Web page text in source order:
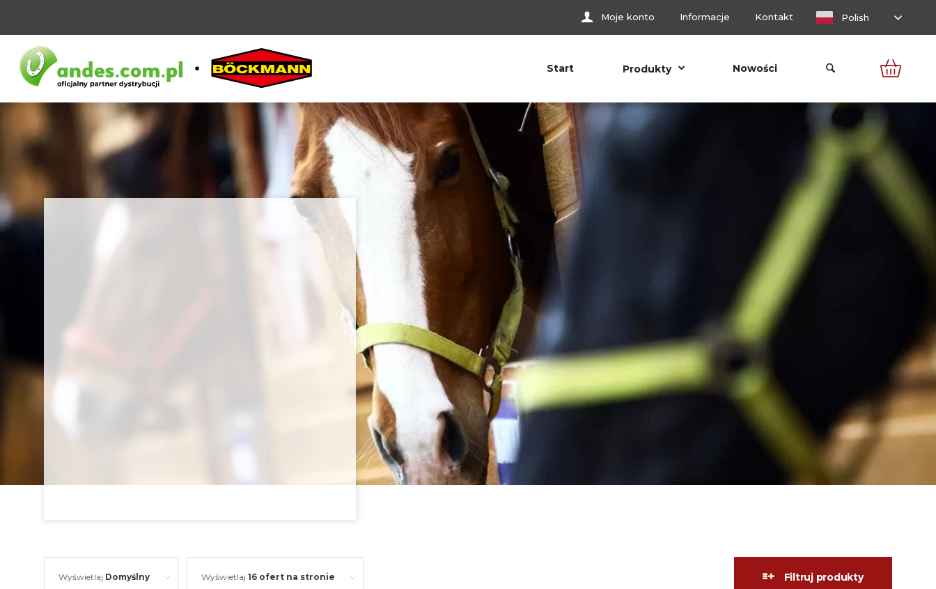
Moje konto Informacje Kontakt Polish
Start Produkty Nowości
Wyświetlaj Domyślny Wyświetlaj16 ofert na stronie Filtruj produkty